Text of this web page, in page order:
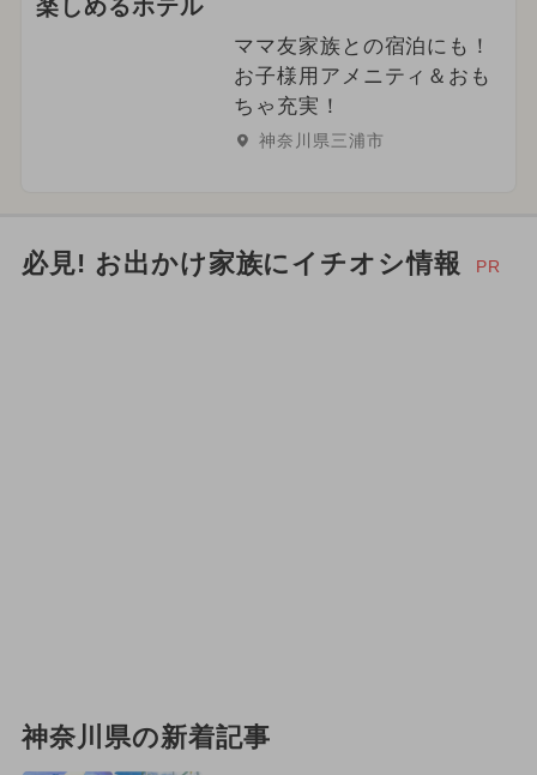
楽しめるホテル
ママ友家族との宿泊にも！
お子様用アメニティ＆おも
ちゃ充実！
神奈川県三浦市
必見! お出かけ家族にイチオシ情報 PR
神奈川県の新着記事